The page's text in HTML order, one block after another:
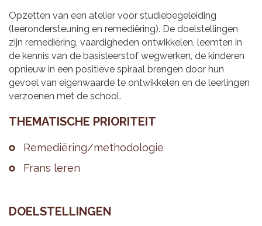
Opzetten van een atelier voor studiebegeleiding
(leerondersteuning en remediëring). De doelstellingen
zijn remediëring, vaardigheden ontwikkelen, leemten in
de kennis van de basisleerstof wegwerken, de kinderen
opnieuw in een positieve spiraal brengen door hun
gevoel van eigenwaarde te ontwikkelen en de leerlingen
verzoenen met de school.
THE­MA­TI­SCHE PRI­O­RI­TEIT
Re­me­diëring/me­tho­do­lo­gie
Frans leren
DOEL­STEL­LIN­GEN